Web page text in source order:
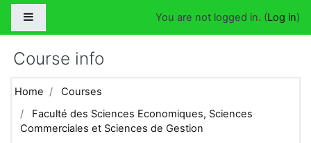
Skip to main content
You are not logged in. (Log in)
Course info
Home
Courses
Faculté des Sciences Economiques, Sciences
Commerciales et Sciences de Gestion